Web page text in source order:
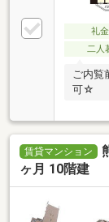
礼
二人
ご内覧
可☆
賃貸マンション
ヶ月 10階建